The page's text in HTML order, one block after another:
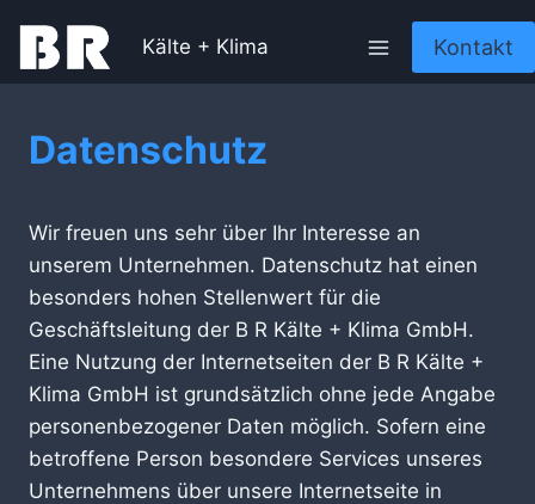
Inhalt
springen
Kälte + Klima Kontakt
Datenschutz
Wir freuen uns sehr über Ihr Interesse an
unserem Unternehmen. Datenschutz hat einen
besonders hohen Stellenwert für die
Geschäftsleitung der B R Kälte + Klima GmbH.
Eine Nutzung der Internetseiten der B R Kälte +
Klima GmbH ist grundsätzlich ohne jede Angabe
personenbezogener Daten möglich. Sofern eine
betroffene Person besondere Services unseres
Unternehmens über unsere Internetseite in